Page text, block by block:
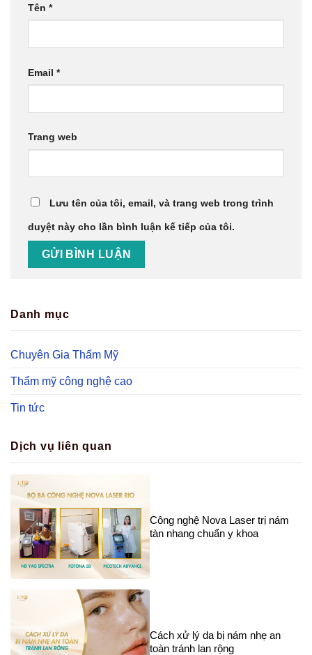
Tên *
Email *
Trang web
Lưu tên của tôi, email, và trang web trong trình
duyệt này cho lần bình luận kế tiếp của tôi.
Danh mục
Chuyên Gia Thẩm Mỹ
Thẩm mỹ công nghệ cao
Tin tức
Dịch vụ liên quan
Công nghệ Nova Laser trị nám
tàn nhang chuẩn y khoa
Cách xử lý da bị nám nhẹ an
toàn tránh lan rộng